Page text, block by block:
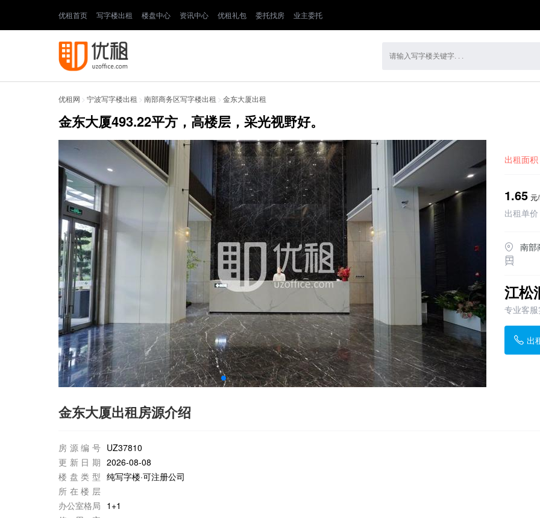
优租首页 写字楼出租 楼盘中心 资讯中心 优租礼包 委托找房 业主委托
优租网 > 宁波写字楼出租 > 南部商务区写字楼出租 > 金东大厦出租
金东大厦493.22平方，高楼层，采光视野好。
出租面
1.65 元
出租单价
南部
江松
专业客
出
金东大厦出租房源介绍
房源编号 UZ37810
更新日期 2026-08-08
楼盘类型 纯写字楼·可注册公司
所在楼层
办公室格局 1+1